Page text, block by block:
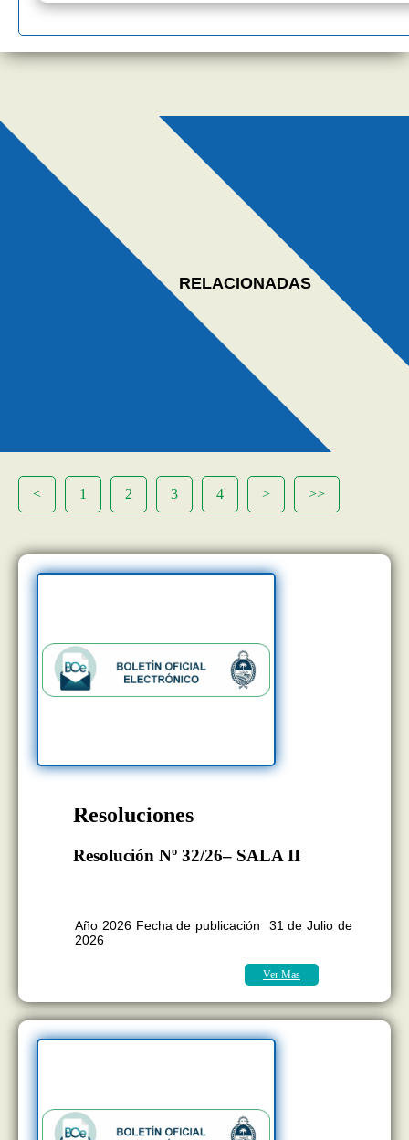
RELACIONADAS
< 1 2 3 4 > >>
Resoluciones
Resolución Nº 32/26– SALA II
Año 2026 Fecha de publicación 31 de Julio de
2026
Ver Mas